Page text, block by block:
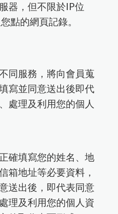
器，但不限於IP位
點的網頁記錄。
同服務，將向會員蒐
寫並同意送出後即代
處理及利用您的個人
確填寫您的姓名、地
箱地址等必要資料，
送出後，即代表同意
理及利用您的個人資